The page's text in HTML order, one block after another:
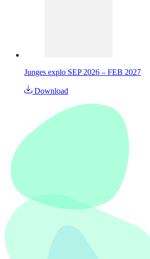
Junges explo SEP 2026 – FEB 2027
Download